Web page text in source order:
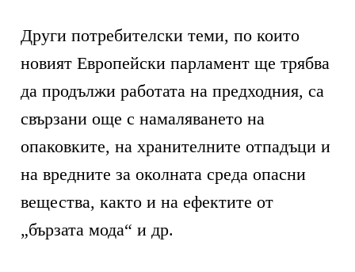
Други потребителски теми, по които
новият Европейски парламент ще трябва
да продължи работата на предходния, са
свързани още с намаляването на
опаковките, на хранителните отпадъци и
на вредните за околната среда опасни
вещества, както и на ефектите от
„бързата мода“ и др.